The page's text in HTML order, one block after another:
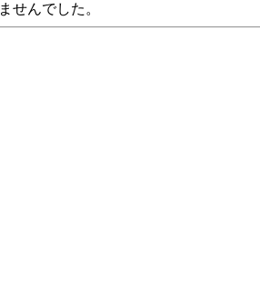
せんでした。